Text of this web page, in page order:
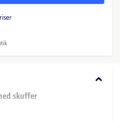
keyboard_arrow_down
skuffer